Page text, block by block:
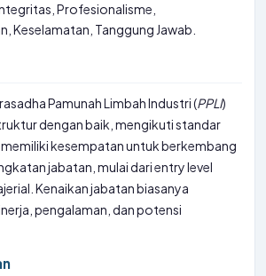
Profesionalisme,
Keselamatan, Tanggung Jawab.
Pamunah Limbah Industri (PPLI)
dengan baik, mengikuti standar
kesempatan untuk berkembang
jabatan, mulai dari entry level
Kenaikan jabatan biasanya
pengalaman, dan potensi